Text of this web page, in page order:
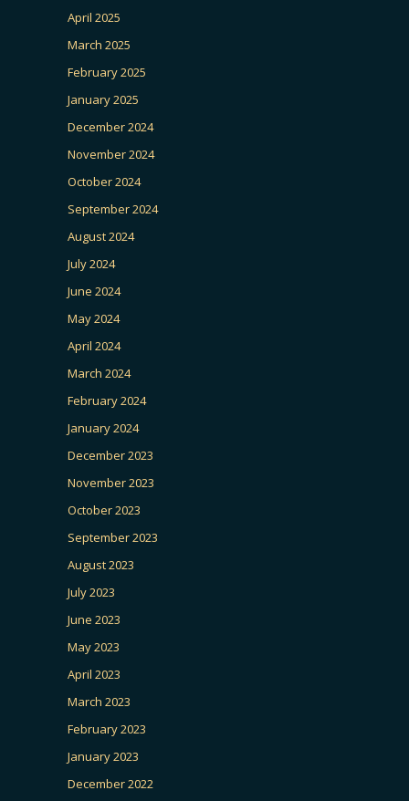
April 2025
March 2025
February 2025
January 2025
December 2024
November 2024
October 2024
September 2024
August 2024
July 2024
June 2024
May 2024
April 2024
March 2024
February 2024
January 2024
December 2023
November 2023
October 2023
September 2023
August 2023
July 2023
June 2023
May 2023
April 2023
March 2023
February 2023
January 2023
December 2022